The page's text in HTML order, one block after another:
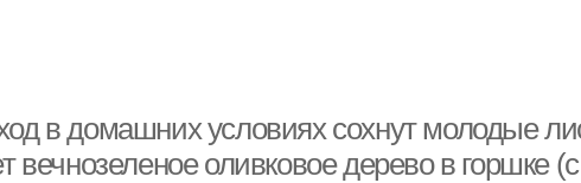
в домашних условиях сохнут молодые
вечнозеленое оливковое дерево в горшке